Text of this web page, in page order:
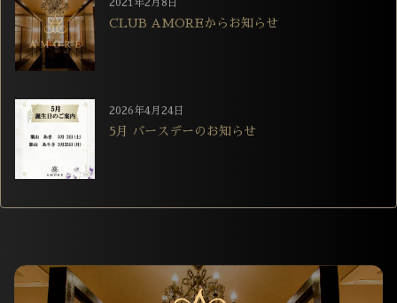
2021年2月8日
CLUB AMOREからお知らせ
2026年4月24日
5月 バースデーのお知らせ